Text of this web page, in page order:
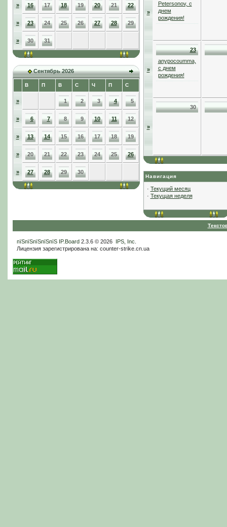
» 16 17 18 19 20 21 22
» 23 24 25 26 27 28 29
» 30 31
Сентябрь 2026
В П В С Ч П С
» 1 2 3 4 5
» 6 7 8 9 10 11 12
» 13 14 15 16 17 18 19
» 20 21 22 23 24 25 26
» 27 28 29 30
»
Petersonov, с
днем
рождения!
»
23
anypocoumma,
с днем
рождения!
»
30
Навигация
· Текущий месяц
· Текущая неделя
пїЅпїЅпїЅпїЅпїЅ IP.Board2.3.6 © 2026 IPS, Inc
Лицензия зарегистрирована на: counter-strike.cn.ua